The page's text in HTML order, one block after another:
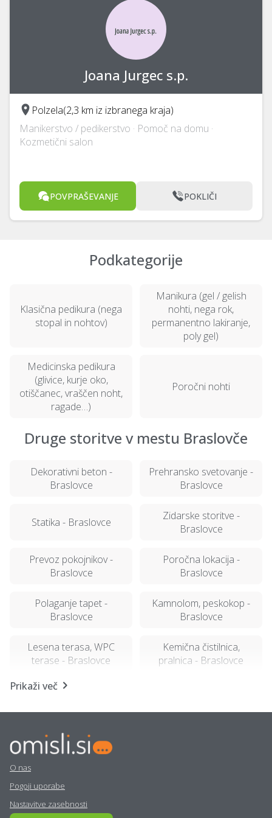
Joana Jurgec s.p.
Polzela(2,3 km iz izbranega kraja)
Manikerstvo / pedikerstvo · Pomoč na domu ·
Kozmetični salon
POVPRAŠEVANJE POKLIČI
Podkategorije
Klasična pedikura (nega
stopal in nohtov)
Manikura (gel / gelish
nohti, nega rok,
permanentno lakiranje,
poly gel)
Medicinska pedikura
(glivice, kurje oko,
otiščanec, vraščen noht,
ragade…)
Poročni nohti
Druge storitve v mestu Braslovče
Dekorativni beton -
Braslovce
Prehransko svetovanje -
Braslovce
Statika - Braslovce
Zidarske storitve -
Braslovce
Prevoz pokojnikov -
Braslovce
Poročna lokacija -
Braslovce
Polaganje tapet -
Braslovce
Kamnolom, peskokop -
Braslovce
Lesena terasa, WPC
terase - Braslovce
Kemična čistilnica,
pralnica - Braslovce
Najem mobilnega WC-ja -
Braslovce
vezenje - Braslovce
Prikaži več
O nas
Pogoji uporabe
Nastavitve zasebnosti